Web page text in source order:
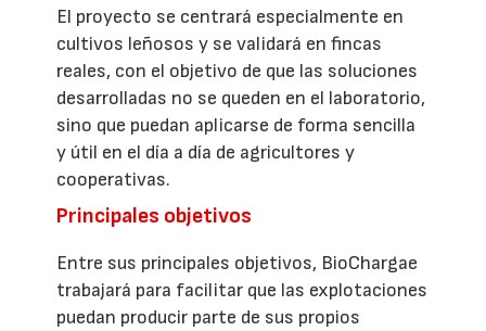
El proyecto se centrará especialmente en
cultivos leñosos y se validará en fincas
reales, con el objetivo de que las soluciones
desarrolladas no se queden en el laboratorio,
sino que puedan aplicarse de forma sencilla
y útil en el día a día de agricultores y
cooperativas.
Principales objetivos
Entre sus principales objetivos, BioChargae
trabajará para facilitar que las explotaciones
puedan producir parte de sus propios